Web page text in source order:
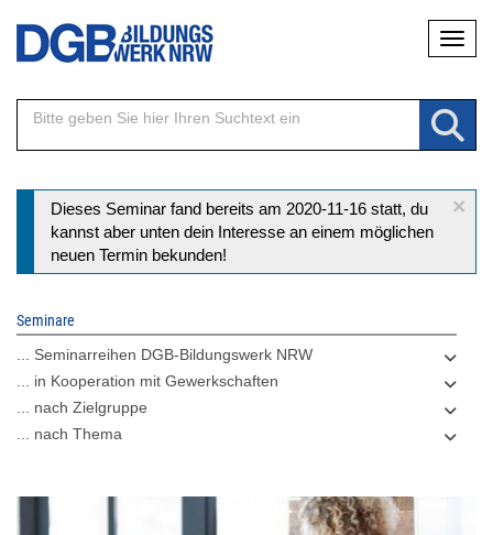
Direkt
Inhalt
×
Statusmeldung
Dieses Seminar fand bereits am 2020-11-16 statt, du
kannst aber unten dein Interesse an einem möglichen
neuen Termin bekunden!
Seminare
... Seminarreihen DGB-Bildungswerk NRW
... in Kooperation mit Gewerkschaften
... nach Zielgruppe
... nach Thema